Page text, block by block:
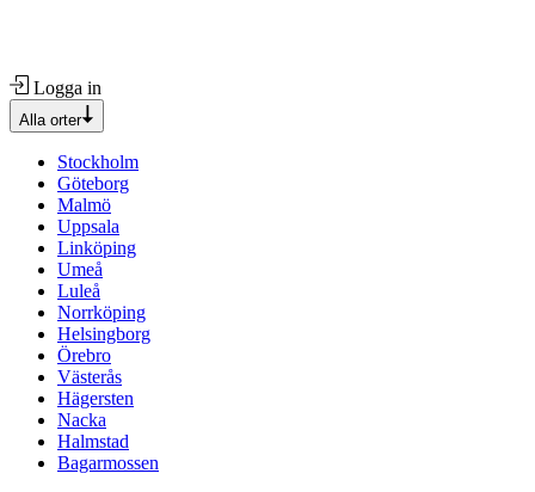
Logga in
Alla orter
Stockholm
Göteborg
Malmö
Uppsala
Linköping
Umeå
Luleå
Norrköping
Helsingborg
Örebro
Västerås
Hägersten
Nacka
Halmstad
Bagarmossen